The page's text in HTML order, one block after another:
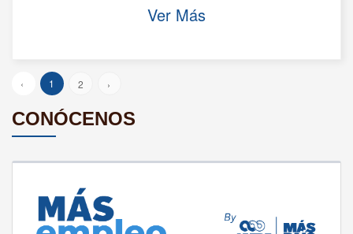
Ver Más
‹ 1 2 ›
CONÓCENOS